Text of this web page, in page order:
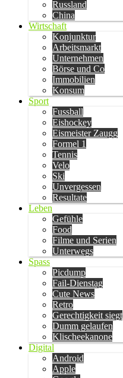
Russland
China
Wirtschaft
Konjunktur
Arbeitsmarkt
Unternehmen
Börse und Co
Immobilien
Konsum
Sport
Fussball
Eishockey
Eismeister Zaugg
Formel 1
Tennis
Velo
Ski
Unvergessen
Resultate
Leben
Gefühle
Food
Filme und Serien
Unterwegs
Spass
Picdump
Fail-Dienstag
Cute News
Retro
Gerechtigkeit siegt
Dumm gelaufen
Klischeekanone
Digital
Android
Apple